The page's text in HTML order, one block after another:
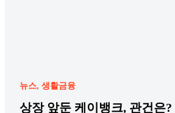
뉴스 생활금융
상장 앞둔 케이뱅크, 관건은?